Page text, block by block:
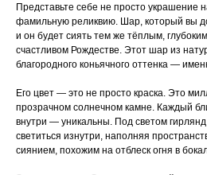
Представьте себе не просто украшение
фамильную реликвию. Шар, который вы
и он будет сиять тем же тёплым,
счастливом Рождестве. Этот шар из
благородного коньячного оттенка —
Его цвет — это не просто краска. Это
прозрачном солнечном камне. Каждый
внутри — уникальны. Под светом
светиться изнутри, наполняя
сиянием, похожим на отблеск огня в